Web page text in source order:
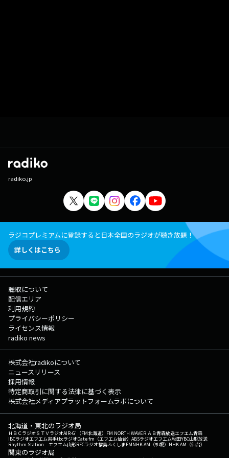
radiko.jp
ラジコプレミアムに登録すると日本全国のラジオが聴き放題！
詳しくはこちら
聴取について
配信エリア
利用規約
プライバシーポリシー
ライセンス情報
radiko news
株式会社radikoについて
ニュースリリース
採用情報
特定商取引に関する法律に基づく表示
株式会社メディアプラットフォームラボについて
北海道・東北のラジオ局
ＨＢＣラジオＳＴＶラジオAIR-G'（FM北海道） FM NORTH WAVEＲＡＢ青森放送エフエム青森
IBCラジオエフエム岩手tbcラジオDate fm（エフエム仙台） ABSラジオエフエム秋田YBC山形放送
Rhythm Station エフエム山形RFCラジオ福島ふくしまFMNHK AM（札幌） NHK AM（仙台）
関東のラジオ局